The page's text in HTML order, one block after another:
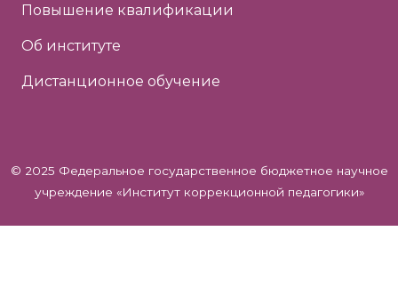
Повышение квалификации
Об институте
Дистанционное обучение
© 2025 Федеральное государственное бюджетное научное
учреждение «Институт коррекционной педагогики»